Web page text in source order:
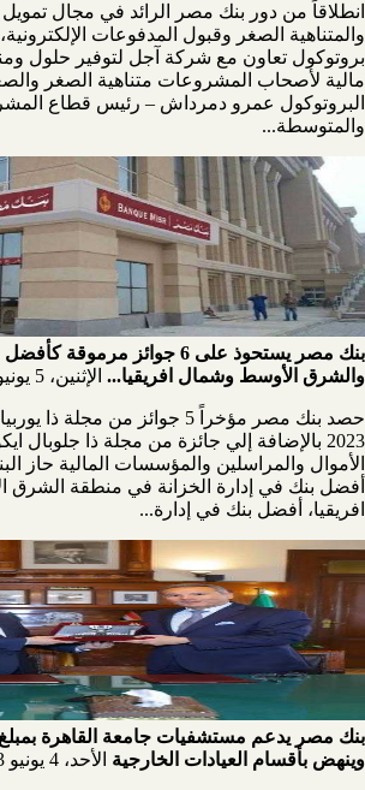
انطلاقاً من دور بنك مصر الرائد في مجال
والمتناهية الصغر وقبول المدفوعات
بروتوكول تعاون مع شركة آجل لتوفير حلول
مالية لأصحاب المشروعات متناهية الصغر
البروتوكول عمرو دمرداش – رئيس قطاع
والمتوسطة...
بنك مصر يستحوذ على 6 جوائز
والشرق الأوسط وشمال افريقيا... الإثنين، 5 يونيو 2023
حصد بنك مصر مؤخراً 5 جوائز من مجلة
2023 بالإضافة إلي جائزة من مجلة ذا
أفضل بنك في إدارة الخزانة في منطقة
افريقيا، أفضل بنك في إدارة...
وينهض بأقسام العيادات الخارجية الأحد، 4 يونيو 2023